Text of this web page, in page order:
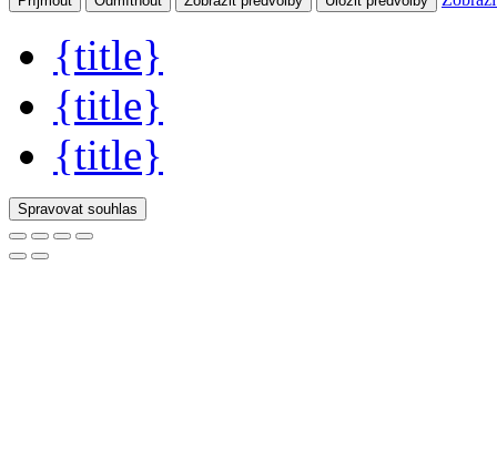
{title}
{title}
{title}
Spravovat souhlas